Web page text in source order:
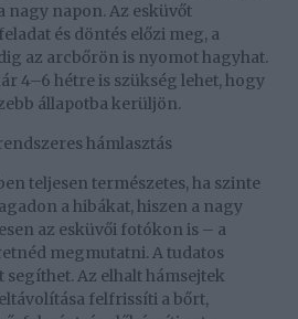
nagy napon. Az esküvőt
és döntés előzi meg, a
az arcbőrön is nyomot hagyhat.
4–6 hétre is szükség lehet, hogy
állapotba kerüljön.
hámlasztás
teljesen természetes, ha szinte
a hibákat, hiszen a nagy
az esküvői fotókon is – a
megmutatni. A tudatos
segíthet. Az elhalt hámsejtek
felfrissíti a bőrt,